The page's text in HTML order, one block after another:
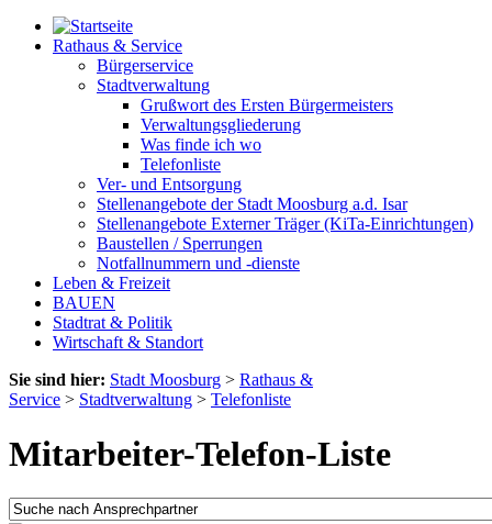
Rathaus & Service
Bürgerservice
Stadtverwaltung
Grußwort des Ersten Bürgermeisters
Verwaltungsgliederung
Was finde ich wo
Telefonliste
Ver- und Entsorgung
Stellenangebote der Stadt Moosburg a.d. Isar
Stellenangebote Externer Träger (KiTa-Einrichtungen)
Baustellen / Sperrungen
Notfallnummern und -dienste
Leben & Freizeit
BAUEN
Stadtrat & Politik
Wirtschaft & Standort
Sie sind hier: Stadt Moosburg > Rathaus &
Service > Stadtverwaltung > Telefonliste
Mitarbeiter-Telefon-Liste